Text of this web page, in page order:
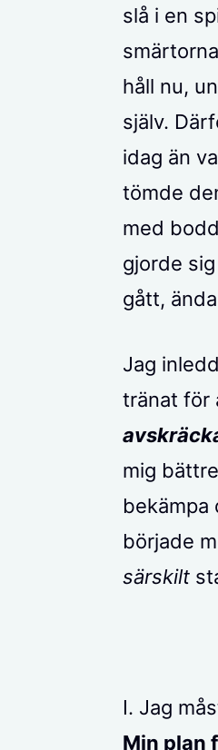
slå i en
håll nu,
själv.
idag än
tömde
med
gjorde
gått,
Jag
tränat för
mig
började
särskilt
I. Jag
Min plan